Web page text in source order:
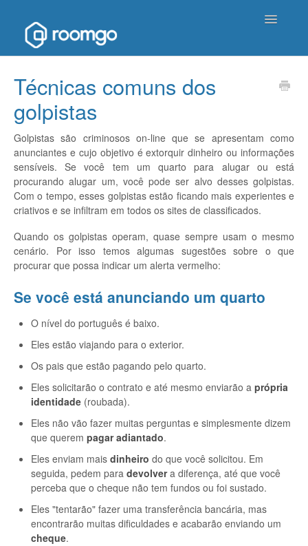
Toggle
Técnicas comuns dos
golpistas
Golpistas são criminosos on-line que se apresentam como
anunciantes e cujo objetivo é extorquir dinheiro ou informações
sensíveis. Se você tem um quarto para alugar ou está
procurando alugar um, você pode ser alvo desses golpistas.
Com o tempo, esses golpistas estão ficando mais experientes e
criativos e se infiltram em todos os sites de classificados.
Quando os golpistas operam, quase sempre usam o mesmo
cenário. Por isso temos algumas sugestões sobre o que
procurar que possa indicar um alerta vermelho:
Se você está anunciando um quarto
O nível do português é baixo.
Eles estão viajando para o exterior.
Os pais que estão pagando pelo quarto.
Eles solicitarão o contrato e até mesmo enviarão a própria
identidade (roubada).
Eles não vão fazer muitas perguntas e simplesmente dizem
que querem pagar adiantado.
Eles enviam mais dinheiro do que você solicitou. Em
seguida, pedem para devolvera diferença, até que você
perceba que o cheque não tem fundos ou foi sustado.
Eles "tentarão" fazer uma transferência bancária, mas
encontrarão muitas dificuldades e acabarão enviando um
cheque.